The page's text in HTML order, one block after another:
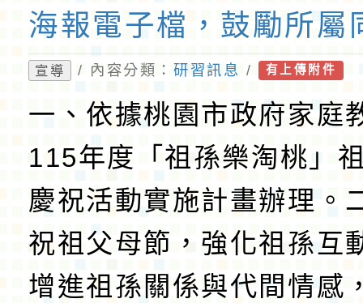
海報電子檔，鼓勵所屬
屬機關（構）、學校、
報名參加，請查照
宣導 / 內容分類：研習訊息 / 有上傳附件
一、依據桃園市政府家庭
115年度「祖孫樂淘桃」
慶祝活動實施計畫辦理。
祝祖父母節，強化祖孫互
增進祖孫關係與代間情感